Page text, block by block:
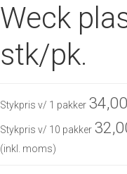
Weck
stk/pk.
Stykpris v/ 1 pakker
Stykpris v/ 10 pakker
(inkl. moms)